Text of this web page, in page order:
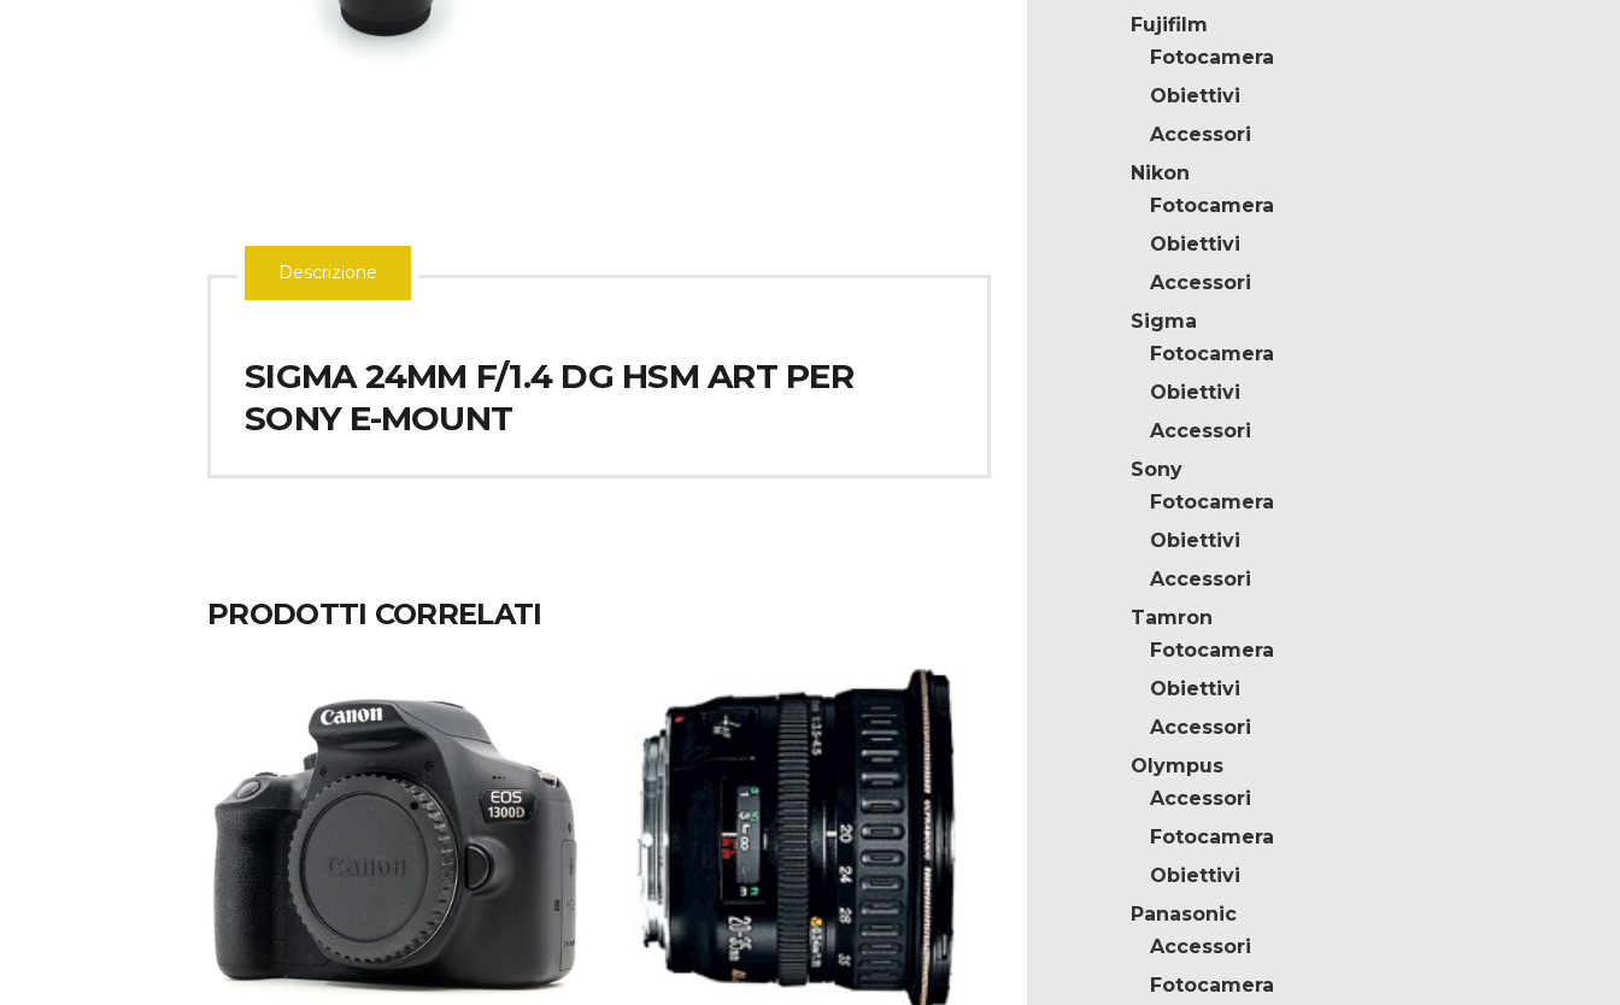
Descrizione
SIGMA 24MM F/1.4 DG HSM ART PER
SONY E-MOUNT
PRODOTTI CORRELATI
Canon EOS 1300D
Body
Canon EF 20-
35mm f/3.5-4.5
USM
Fujifilm
Fotocamera
Obiettivi
Accessori
Nikon
Fotocamera
Obiettivi
Accessori
Sigma
Fotocamera
Obiettivi
Accessori
Sony
Fotocamera
Obiettivi
Accessori
Tamron
Fotocamera
Obiettivi
Accessori
Olympus
Accessori
Fotocamera
Obiettivi
Panasonic
Accessori
Fotocamera